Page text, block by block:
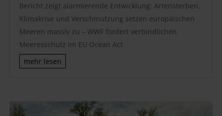
Bericht zeigt alarmierende Entwicklung: Artensterben,
Klimakrise und Verschmutzung setzen europäischen
Meeren massiv zu – WWF fordert verbindlichen
Meeresschutz im EU Ocean Act
mehr lesen